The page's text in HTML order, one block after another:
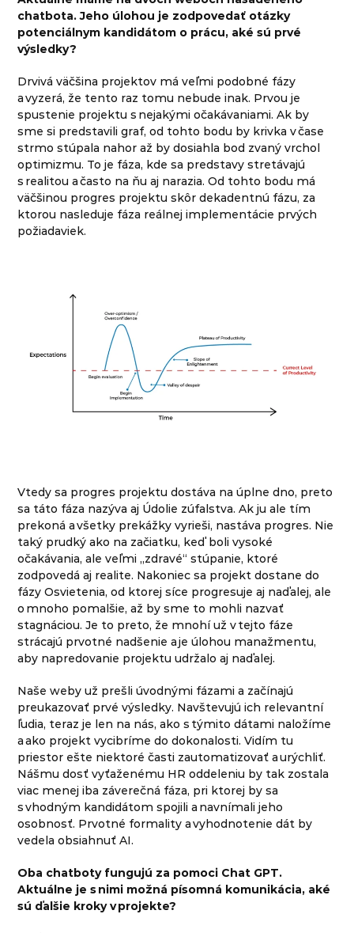
chatbota. Jeho úlohou je zodpovedať otázky
potenciálnym kandidátom o prácu, aké sú prvé
výsledky?
Drvivá väčšina projektov má veľmi podobné fázy
a vyzerá, že tento raz tomu nebude inak. Prvou je
spustenie projektu s nejakými očakávaniami. Ak by
sme si predstavili graf, od tohto bodu by krivka v čase
strmo stúpala nahor až by dosiahla bod zvaný vrchol
optimizmu. To je fáza, kde sa predstavy stretávajú
s realitou a často na ňu aj narazia. Od tohto bodu má
väčšinou progres projektu skôr dekadentnú fázu, za
ktorou nasleduje fáza reálnej implementácie prvých
požiadaviek.
Vtedy sa progres projektu dostáva na úplne dno, preto
sa táto fáza nazýva aj Údolie zúfalstva. Ak ju ale tím
prekoná a všetky prekážky vyrieši, nastáva progres. Nie
taký prudký ako na začiatku, keď boli vysoké
očakávania, ale veľmi „zdravé“ stúpanie, ktoré
zodpovedá aj realite. Nakoniec sa projekt dostane do
fázy Osvietenia, od ktorej síce progresuje aj naďalej, ale
o mnoho pomalšie, až by sme to mohli nazvať
stagnáciou. Je to preto, že mnohí už v tejto fáze
strácajú prvotné nadšenie a je úlohou manažmentu,
aby napredovanie projektu udržalo aj naďalej.
Naše weby už prešli úvodnými fázami a začínajú
preukazovať prvé výsledky. Navštevujú ich relevantní
ľudia, teraz je len na nás, ako s týmito dátami naložíme
a ako projekt vycibríme do dokonalosti. Vidím tu
priestor ešte niektoré časti zautomatizovať a urýchliť.
Nášmu dosť vyťaženému HR oddeleniu by tak zostala
viac menej iba záverečná fáza, pri ktorej by sa
s vhodným kandidátom spojili a navnímali jeho
osobnosť. Prvotné formality a vyhodnotenie dát by
vedela obsiahnuť AI.
Oba chatboty fungujú za pomoci Chat GPT.
Aktuálne je s nimi možná písomná komunikácia, aké
sú ďalšie kroky v projekte?